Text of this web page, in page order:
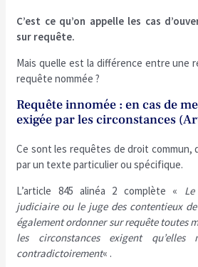
C’est ce qu’on appelle les cas
sur requête.
Mais quelle est la différence entre une
requête nommée ?
Requête innomée : en cas de
exigée par les circonstances
Ce sont les requêtes de droit commun,
par un texte particulier ou spécifique.
L’article 845 alinéa 2 complète «
judiciaire ou le juge des contentieux
également ordonner sur requête toutes
les circonstances exigent
contradictoirement« .